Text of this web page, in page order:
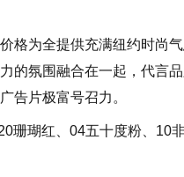
格为全提供充满纽约时尚
的氛围融合在一起，代言
告片极富号召力。
珊瑚红、04五十度粉、10非